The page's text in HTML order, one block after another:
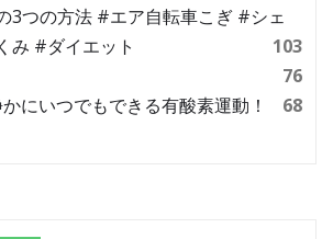
3つの方法 #エア自転車こぎ #シェ
み #ダイエット
103
76
にいつでもできる有酸素運動！
68